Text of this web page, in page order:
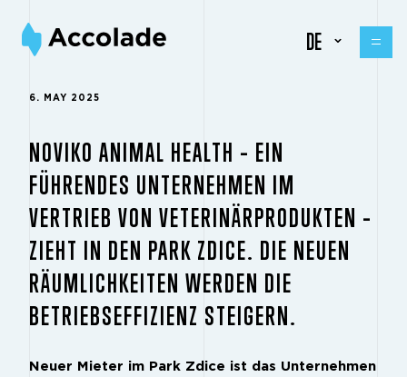
DE
6. MAY 2025
NOVIKO ANIMAL HEALTH – EIN
FÜHRENDES UNTERNEHMEN IM
VERTRIEB VON VETERINÄRPRODUKTEN –
ZIEHT IN DEN PARK ZDICE. DIE NEUEN
RÄUMLICHKEITEN WERDEN DIE
BETRIEBSEFFIZIENZ STEIGERN.
Neuer Mieter im Park Zdice ist das Unternehmen